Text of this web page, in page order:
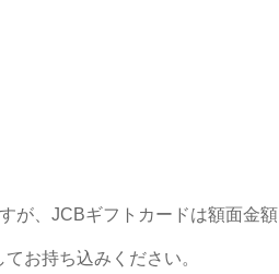
が、JCBギフトカードは額面金額
お持ち込みください。